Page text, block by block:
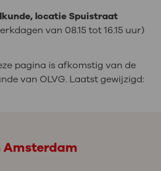
locatie Spuistraat
van 08.15 tot 16.15 uur)
pagina is afkomstig van de
van OLVG. Laatst gewijzigd:
Amsterdam